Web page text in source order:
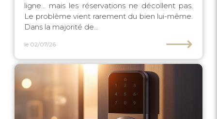
ligne… mais les réservations ne décollent pas.
Le problème vient rarement du bien lui-même.
Dans la majorité de...
le 02/07/26 ⟶